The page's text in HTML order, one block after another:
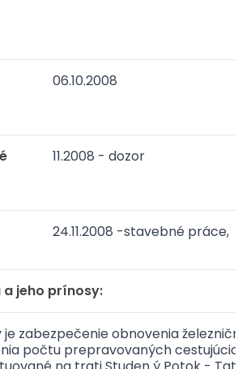
06.10.2008
11.2008 - dozor
24.11.2008 -stavebné práce,
jeho prínosy:
zabezpečenie obnovenia
počtu prepravovaných